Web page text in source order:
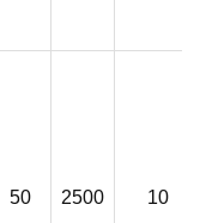
50 2500 10